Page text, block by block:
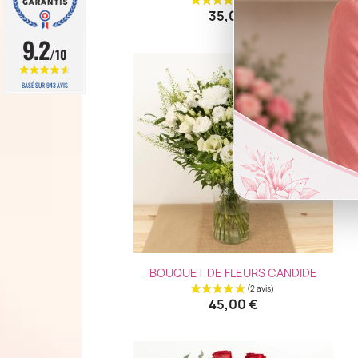
35,00 €
Aperçu rapide
BOUQUET DE FLEURS CANDIDE
45,00 €
9.2/10
BASÉ SUR 943 AVIS